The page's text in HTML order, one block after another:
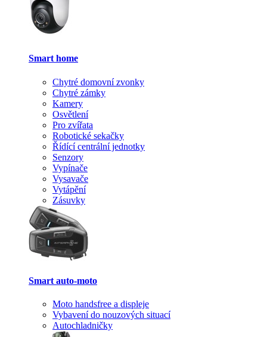
Smart home
Chytré domovní zvonky
Chytré zámky
Kamery
Osvětlení
Pro zvířata
Robotické sekačky
Řídící centrální jednotky
Senzory
Vypínače
Vysavače
Vytápění
Zásuvky
Smart auto-moto
Moto handsfree a displeje
Vybavení do nouzových situací
Autochladničky